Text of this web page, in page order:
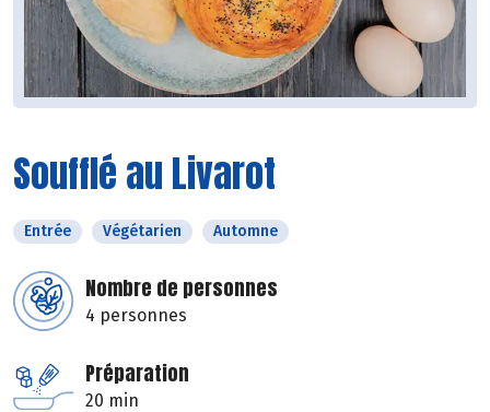
Soufflé au Livarot
Entrée Végétarien Automne
Nombre de personnes
4 personnes
Préparation
20 min